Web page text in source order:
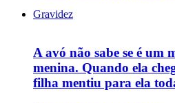
Gravidez
A avó não sabe se é um
menina. Quando ela
filha mentiu para ela